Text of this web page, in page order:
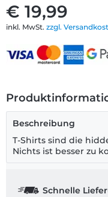
€ 19,99
inkl. MwSt. zzgl.
Beschreibung
T-Shirts sind die
Nichts ist besser zu
Schnelle